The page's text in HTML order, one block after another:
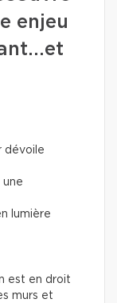
enjeu
dévoile
une
lumière
est en droit
murs et